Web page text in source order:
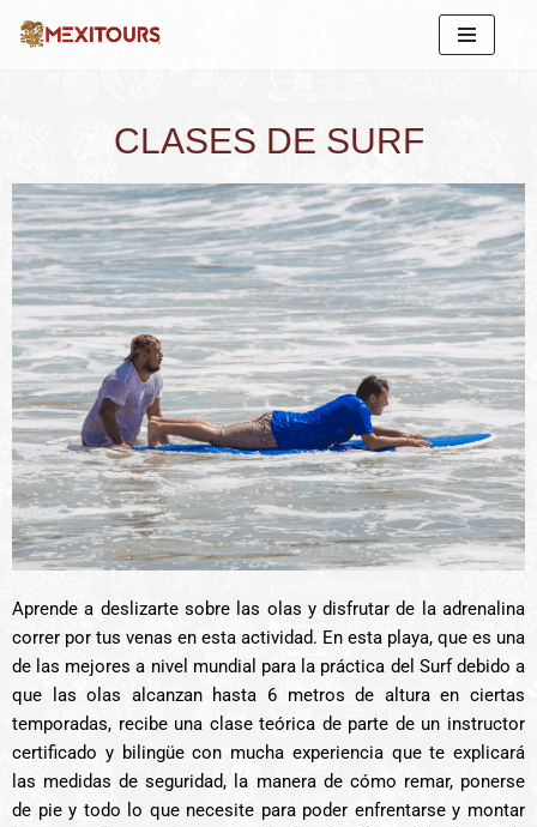
CLASES DE SURF
Aprende a deslizarte sobre las olas y disfrutar de la adrenalina
correr por tus venas en esta actividad. En esta playa, que es una
de las mejores a nivel mundial para la práctica del Surf debido a
que las olas alcanzan hasta 6 metros de altura en ciertas
temporadas, recibe una clase teórica de parte de un instructor
certificado y bilingüe con mucha experiencia que te explicará
las medidas de seguridad, la manera de cómo remar, ponerse
de pie y todo lo que necesite para poder enfrentarse y montar